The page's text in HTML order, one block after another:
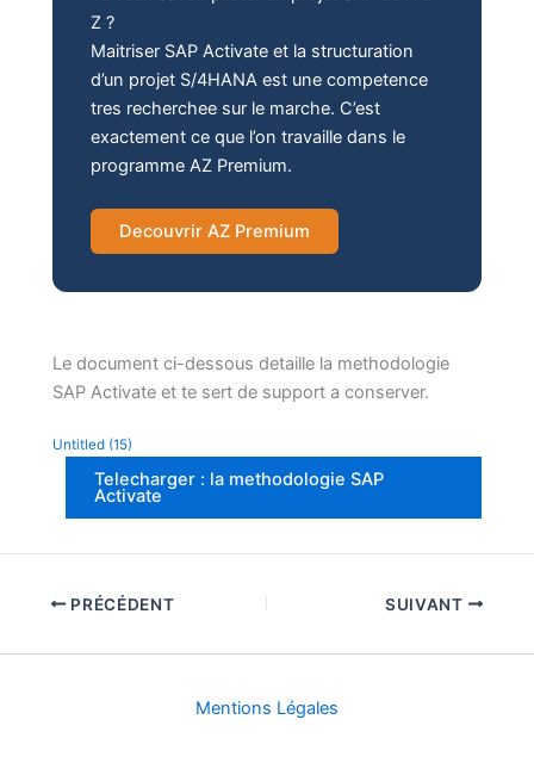
Z ?
Maitriser SAP Activate et la structuration
d’un projet S/4HANA est une competence
tres recherchee sur le marche. C’est
exactement ce que l’on travaille dans le
programme AZ Premium.
Decouvrir AZ Premium
Le document ci-dessous detaille la methodologie
SAP Activate et te sert de support a conserver.
Untitled (15)
Telecharger : la methodologie SAP
Activate
PRÉCÉDENT SUIVANT
Mentions Légales